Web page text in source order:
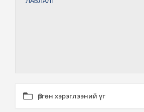
Өргөн хэрэглээний үг